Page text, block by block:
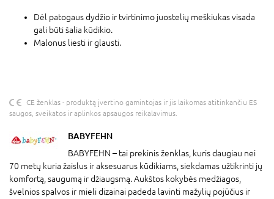
Dėl patogaus dydžio ir tvirtinimo juostelių meškiukas visada
gali būti šalia kūdikio.
Malonus liesti ir glausti.
CE ženklas - produktą įvertino gamintojas ir jis laikomas atitinkančiu ES
saugos, sveikatos ir aplinkos apsaugos reikalavimus.
BABYFEHN
BABYFEHN – tai prekinis ženklas, kuris daugiau nei
70 metų kuria žaislus ir aksesuarus kūdikiams, siekdamas užtikrinti jų
komfortą, saugumą ir džiaugsmą. Aukštos kokybės medžiagos,
švelnios spalvos ir mieli dizainai padeda lavinti mažylių pojūčius ir